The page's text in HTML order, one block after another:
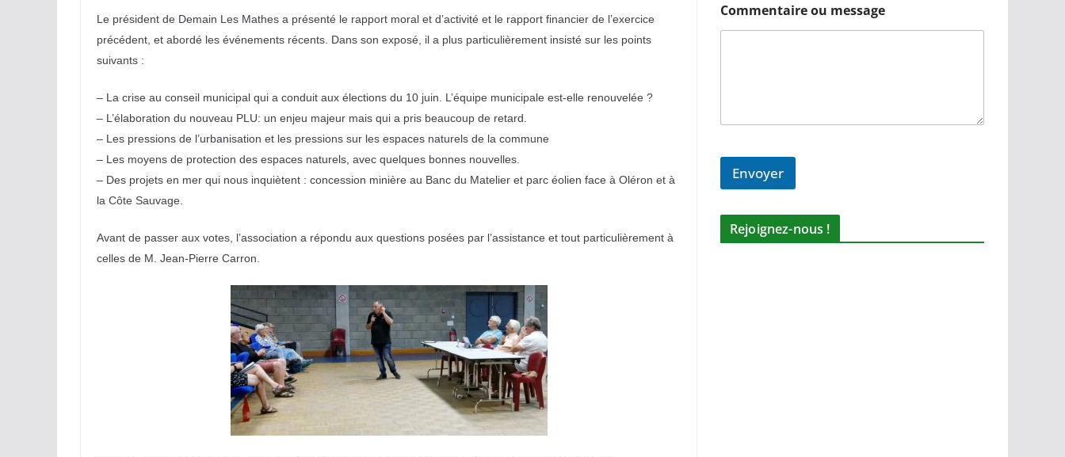
Le président de Demain Les Mathes a présenté le rapport moral et d’activité et le rapport financier de l’exercice
précédent, et abordé les événements récents. Dans son exposé, il a plus particulièrement insisté sur les points
suivants :
– La crise au conseil municipal qui a conduit aux élections du 10 juin. L’équipe municipale est-elle renouvelée ?
– L’élaboration du nouveau PLU: un enjeu majeur mais qui a pris beaucoup de retard.
– Les pressions de l’urbanisation et les pressions sur les espaces naturels de la commune
– Les moyens de protection des espaces naturels, avec quelques bonnes nouvelles.
– Des projets en mer qui nous inquiètent : concession minière au Banc du Matelier et parc éolien face à Oléron et à
la Côte Sauvage.
Avant de passer aux votes, l’association a répondu aux questions posées par l’assistance et tout particulièrement à
celles de M. Jean-Pierre Carron.
Commentaire ou message
Envoyer
Rejoignez-nous !